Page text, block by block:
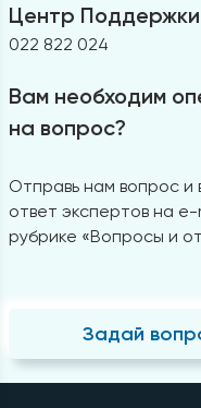
Центр Поддержки
022 822 024
Вам необходим
на вопрос?
Отправь нам вопрос
ответ экспертов на
рубрике «Вопросы и
Задай